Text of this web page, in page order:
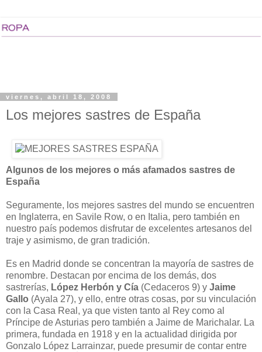
viernes, abril 18, 2008
Los mejores sastres de España
Algunos de los mejores o más afamados sastres de
España
Seguramente, los mejores sastres del mundo se encuentren
en Inglaterra, en Savile Row, o en Italia, pero también en
nuestro país podemos disfrutar de excelentes artesanos del
traje y asimismo, de gran tradición.
Es en Madrid donde se concentran la mayoría de sastres de
renombre. Destacan por encima de los demás, dos
sastrerías, López Herbón y Cía (Cedaceros 9) y Jaime
Gallo (Ayala 27), y ello, entre otras cosas, por su vinculación
con la Casa Real, ya que visten tanto al Rey como al
Príncipe de Asturias pero también a Jaime de Marichalar. La
primera, fundada en 1918 y en la actualidad dirigida por
Gonzalo López Larrainzar, puede presumir de contar entre